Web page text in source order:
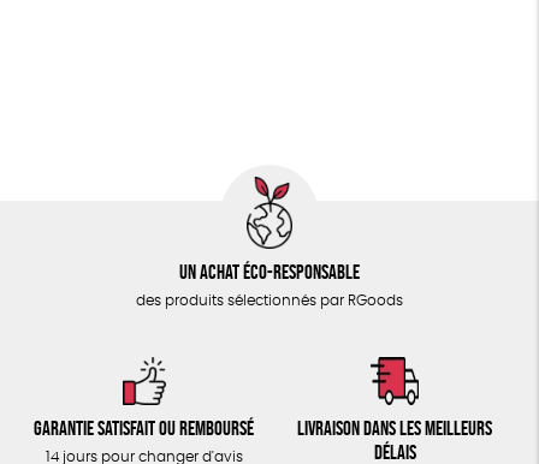
Un achat éco-responsable
des produits sélectionnés par RGoods
Garantie satisfait ou remboursé
14 jours pour changer d'avis
Livraison dans les meilleurs
délais